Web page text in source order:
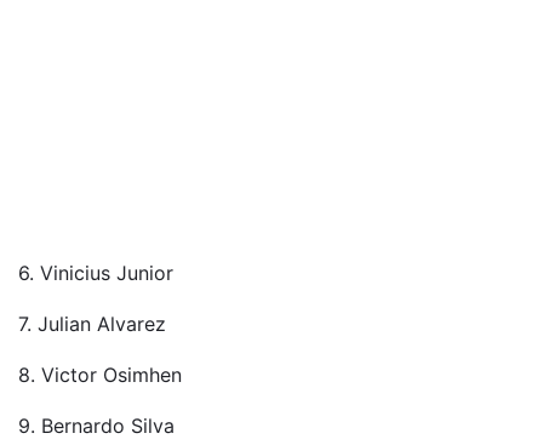
6. Vinicius Junior
7. Julian Alvarez
8. Victor Osimhen
9. Bernardo Silva